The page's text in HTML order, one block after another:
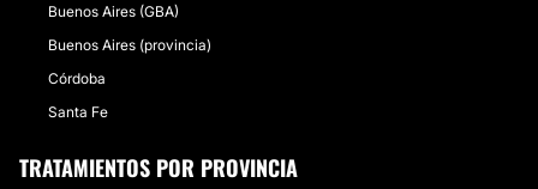
Buenos Aires (GBA)
Buenos Aires (provincia)
Córdoba
Santa Fe
TRATAMIENTOS POR PROVINCIA